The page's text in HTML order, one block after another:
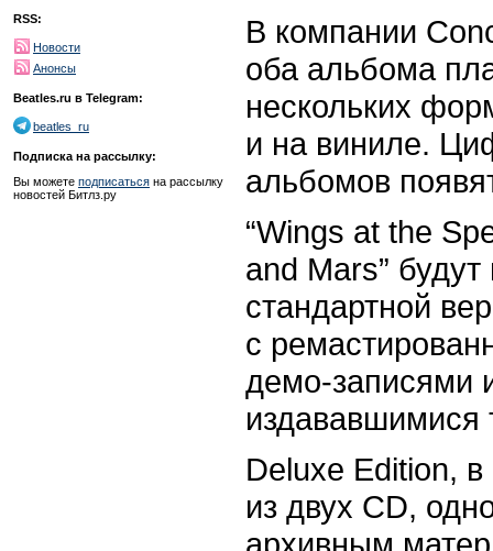
RSS:
Новости
Анонсы
Beatles.ru в Telegram:
beatles_ru
Подписка на рассылку:
Вы можете подписаться на рассылку
новостей Битлз.ру
В компании
оба альбома
нескольких
и на виниле.
альбомов
“Wings at the
and Mars”
стандартной
с
демо-записями
издававшимися
Deluxe Edition,
из двух CD,
архивным